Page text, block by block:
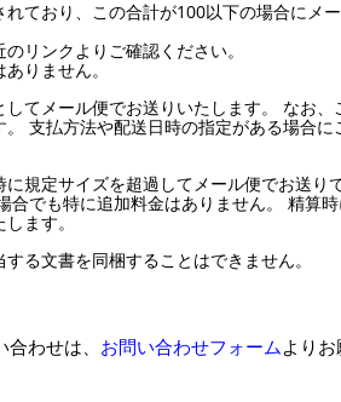
ており、この合計が100以下の場合にメ
リンクよりご確認ください。
りません。
てメール便でお送りいたします。 なお、
支払方法や配送日時の指定がある場合に
規定サイズを超過してメール便でお送り
合でも特に追加料金はありません。 精算
ます。
る文書を同梱することはできません。
わせは、 お問い合わせフォームよりお